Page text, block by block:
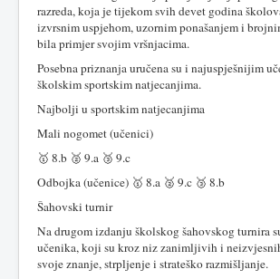
razreda, koja je tijekom svih devet godina
izvrsnim uspjehom, uzornim ponašanjem i
bila primjer svojim vršnjacima.
Posebna priznanja uručena su i najuspješnijim
školskim sportskim natjecanjima.
Najbolji u sportskim natjecanjima
Mali nogomet (učenici)
🥇 8.b 🥈 9.a 🥉 9.c
Odbojka (učenice) 🥇 8.a 🥈 9.c 🥉 8.b
Šahovski turnir
Na drugom izdanju školskog šahovskog turnira
učenika, koji su kroz niz zanimljivih i
svoje znanje, strpljenje i strateško razmišljanje.